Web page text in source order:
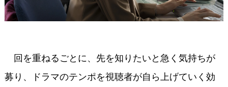
回を重ねるごとに、先を知りたいと急く気持ちが
募り、ドラマのテンポを視聴者が自ら上げていく効